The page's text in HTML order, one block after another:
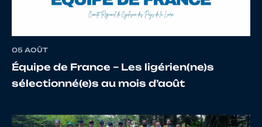
05 AOÛT
Équipe de France – Les ligérien(ne)s
sélectionné(e)s au mois d’août